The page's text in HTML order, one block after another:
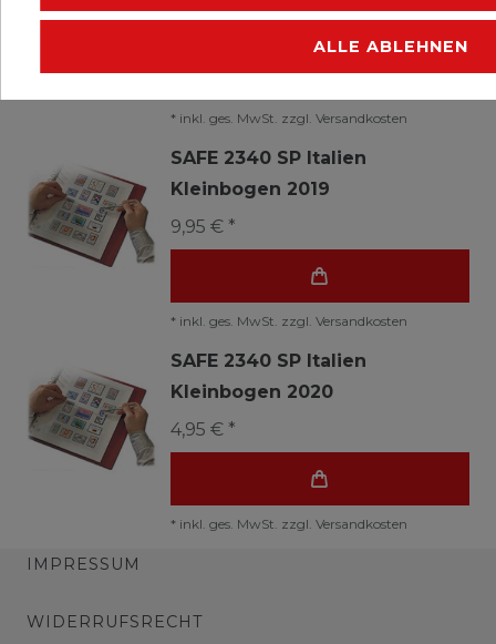
145,60 € *
* inkl. ges. MwSt. zzgl. Versandkosten
SAFE 2340 SP Italien
Kleinbogen 2019
9,95 € *
* inkl. ges. MwSt. zzgl. Versandkosten
SAFE 2340 SP Italien
Kleinbogen 2020
4,95 € *
* inkl. ges. MwSt. zzgl. Versandkosten
IMPRESSUM
WIDERRUFSRECHT
ALLE ABLEHNEN